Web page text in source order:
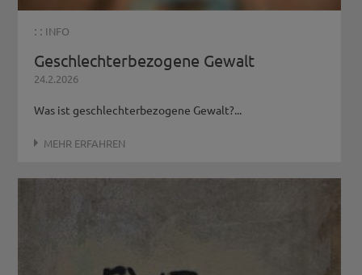
: : INFO
Geschlechterbezogene Gewalt
24.2.2026
Was ist geschlechterbezogene Gewalt?...
MEHR ERFAHREN